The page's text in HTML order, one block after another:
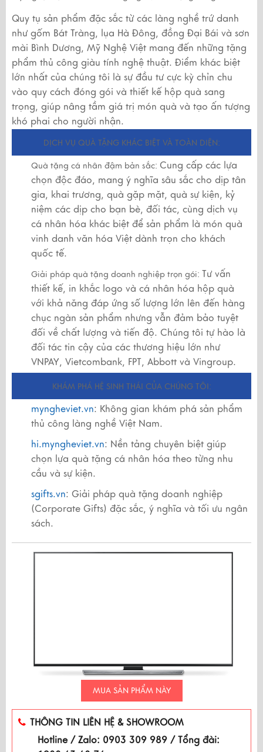
Quy tụ sản phẩm đặc sắc từ các làng nghề trứ danh
như gốm Bát Tràng, lụa Hà Đông, đồng Đại Bái và sơn
mài Bình Dương, Mỹ Nghệ Việt mang đến những tặng
phẩm thủ công giàu tính nghệ thuật. Điểm khác biệt
lớn nhất của chúng tôi là sự đầu tư cực kỳ chỉn chu
vào quy cách đóng gói và thiết kế hộp quà sang
trọng, giúp nâng tầm giá trị món quà và tạo ấn tượng
khó phai cho người nhận.
DỊCH VỤ QUÀ TẶNG KHÁC BIỆT VÀ TOÀN DIỆN:
Quà tặng cá nhân đậm bản sắc: Cung cấp các lựa
chọn độc đáo, mang ý nghĩa sâu sắc cho dịp tân
gia, khai trương, quà gặp mặt, quà sự kiện, kỷ
niệm các dịp cho bạn bè, đối tác, cùng dịch vụ
cá nhân hóa khác biệt để sản phẩm là món quà
vinh danh văn hóa Việt dành trọn cho khách
quốc tế.
Giải pháp quà tặng doanh nghiệp trọn gói: Tư vấn
thiết kế, in khắc logo và cá nhân hóa hộp quà
với khả năng đáp ứng số lượng lớn lên đến hàng
chục ngàn sản phẩm nhưng vẫn đảm bảo tuyệt
đối về chất lượng và tiến độ. Chúng tôi tự hào là
đối tác tin cậy của các thương hiệu lớn như
VNPAY, Vietcombank, FPT, Abbott và Vingroup.
KHÁM PHÁ HỆ SINH THÁI CỦA CHÚNG TÔI:
myngheviet.vn: Không gian khám phá sản phẩm
thủ công làng nghề Việt Nam.
hi.myngheviet.vn: Nền tảng chuyên biệt giúp
chọn lựa quà tặng cá nhân hóa theo từng nhu
cầu và sự kiện.
sgifts.vn: Giải pháp quà tặng doanh nghiệp
(Corporate Gifts) đặc sắc, ý nghĩa và tối ưu ngân
sách.
MUA SẢN PHẨM NÀY
THÔNG TIN LIÊN HỆ & SHOWROOM
Hotline / Zalo: 0903 309 989 / Tổng đài: